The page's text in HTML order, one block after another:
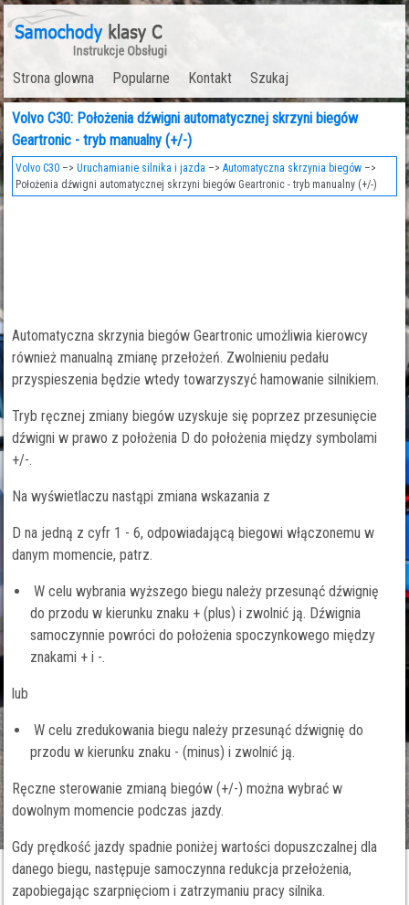
Strona glowna Popularne Kontakt Szukaj
Volvo C30: Położenia dźwigni automatycznej skrzyni biegów
Geartronic - tryb manualny (+/-)
Volvo C30 –>Uruchamianie silnika i jazda –>Automatyczna skrzynia biegów –>
Położenia dźwigni automatycznej skrzyni biegów Geartronic - tryb manualny (+/-)
Automatyczna skrzynia biegów Geartronic umożliwia kierowcy
również manualną zmianę przełożeń. Zwolnieniu pedału
przyspieszenia będzie wtedy towarzyszyć hamowanie silnikiem.
Tryb ręcznej zmiany biegów uzyskuje się poprzez przesunięcie
dźwigni w prawo z położenia D do położenia między symbolami
+/-.
Na wyświetlaczu nastąpi zmiana wskazania z
D na jedną z cyfr 1 - 6, odpowiadającą biegowi włączonemu w
danym momencie, patrz.
W celu wybrania wyższego biegu należy przesunąć dźwignię
do przodu w kierunku znaku + (plus) i zwolnić ją. Dźwignia
samoczynnie powróci do położenia spoczynkowego między
znakami + i -.
lub
W celu zredukowania biegu należy przesunąć dźwignię do
przodu w kierunku znaku - (minus) i zwolnić ją.
Ręczne sterowanie zmianą biegów (+/-) można wybrać w
dowolnym momencie podczas jazdy.
Gdy prędkość jazdy spadnie poniżej wartości dopuszczalnej dla
danego biegu, następuje samoczynna redukcja przełożenia,
zapobiegając szarpnięciom i zatrzymaniu pracy silnika.